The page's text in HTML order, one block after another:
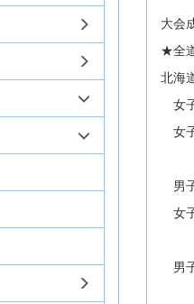
大会
★全
北海
女
女
畑
男
女
男